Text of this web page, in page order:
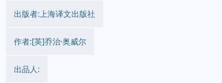
出版者:上海译文出版社
作者:[英]乔治·奥威尔
出品人: